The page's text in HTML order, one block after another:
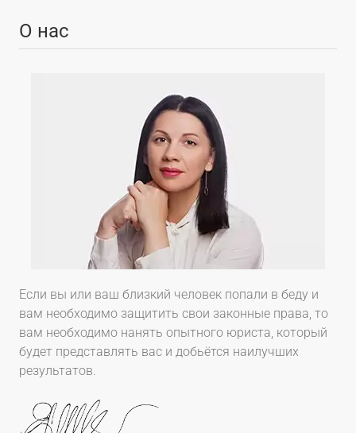
О нас
Если вы или ваш близкий человек попали в беду и
вам необходимо защитить свои законные права, то
вам необходимо нанять опытного юриста, который
будет представлять вас и добьётся наилучших
результатов.